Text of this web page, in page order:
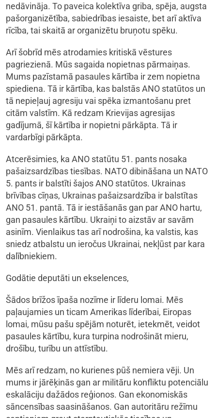
nedāvināja. To paveica kolektīva griba, spēja, augsta
pašorganizētība, sabiedrības iesaiste, bet arī aktīva
rīcība, tai skaitā ar organizētu bruņotu spēku.
Arī šobrīd mēs atrodamies kritiskā vēstures
pagriezienā. Mūs sagaida nopietnas pārmaiņas.
Mums pazīstamā pasaules kārtība ir zem nopietna
spiediena. Tā ir kārtība, kas balstās ANO statūtos un
tā nepieļauj agresiju vai spēka izmantošanu pret
citām valstīm. Kā redzam Krievijas agresijas
gadījumā, šī kārtība ir nopietni pārkāpta. Tā ir
vardarbīgi pārkāpta.
Atcerēsimies, ka ANO statūtu 51. pants nosaka
pašaizsardzības tiesības. NATO dibināšana un NATO
5. pants ir balstīti šajos ANO statūtos. Ukrainas
brīvības cīņas, Ukrainas pašaizsardzība ir balstītas
ANO 51. pantā. Tā ir iestāšanās gan par ANO hartu,
gan pasaules kārtību. Ukraiņi to aizstāv ar savām
asinīm. Vienlaikus tas arī nodrošina, ka valstis, kas
sniedz atbalstu un ieročus Ukrainai, nekļūst par kara
dalībniekiem.
Godātie deputāti un ekselences,
Šādos brīžos īpaša nozīme ir līderu lomai. Mēs
paļaujamies un ticam Amerikas līderībai, Eiropas
lomai, mūsu pašu spējām noturēt, ietekmēt, veidot
pasaules kārtību, kura turpina nodrošināt mieru,
drošību, turību un attīstību.
Mēs arī redzam, no kurienes pūš nemiera vēji. Un
mums ir jārēķinās gan ar militāru konfliktu potenciālu
eskalāciju dažādos reģionos. Gan ekonomiskās
sāncensības saasināšanos. Gan autoritāru režīmu